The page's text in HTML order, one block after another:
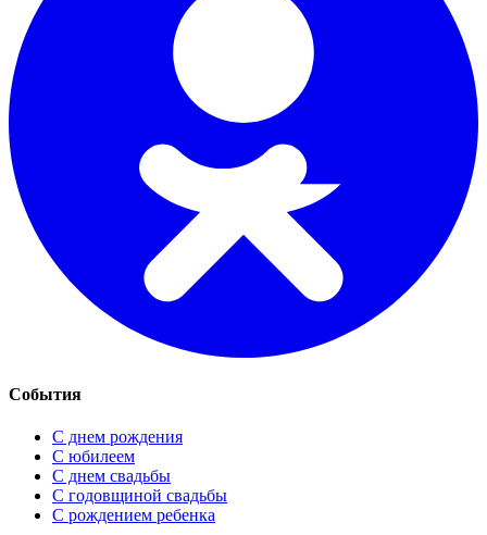
События
С днем рождения
С юбилеем
С днем свадьбы
С годовщиной свадьбы
С рождением ребенка